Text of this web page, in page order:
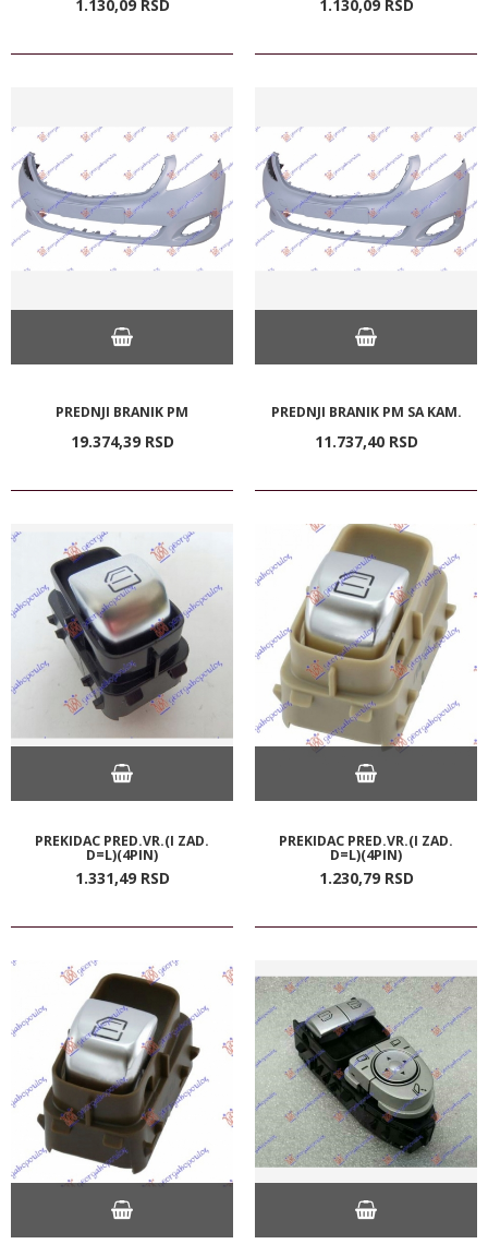
1.130,09 RSD 1.130,09 RSD
PREDNJI BRANIK PM
19.374,39 RSD
PREDNJI BRANIK PM SA KAM.
11.737,40 RSD
PREKIDAC PRED.VR.(I ZAD.
D=L)(4PIN)
1.331,49 RSD
PREKIDAC PRED.VR.(I ZAD.
D=L)(4PIN)
1.230,79 RSD